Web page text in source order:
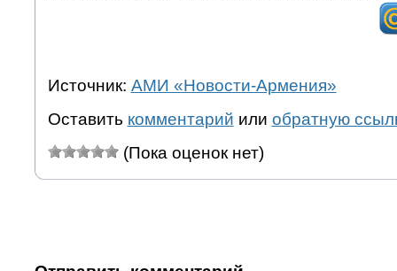
Источник: АМИ «Новости-Армения»
Оставить комментарий или обратную
(Пока оценок нет)